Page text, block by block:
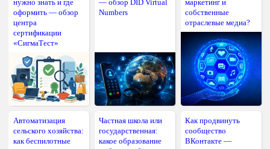
нужно знать и где
оформить — обзор
центра
сертификации
«СигмаТест»
— обзор DID Virtual
Numbers
маркетинг и
собственные
отраслевые медиа?
Автоматизация
сельского хозяйства:
как беспилотные
Частная школа или
государственная:
какое образование
Как продвинуть
сообщество
ВКонтакте —